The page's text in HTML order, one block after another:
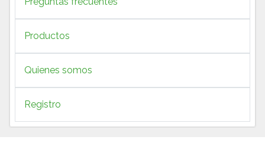
Productos
Quienes somos
Registro